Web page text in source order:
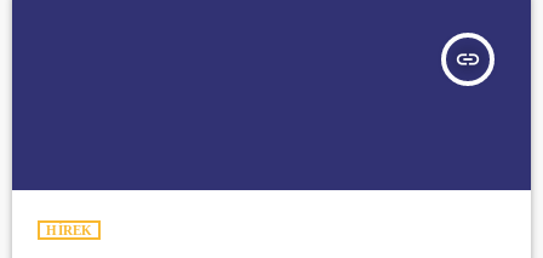
insert_link
HÍREK